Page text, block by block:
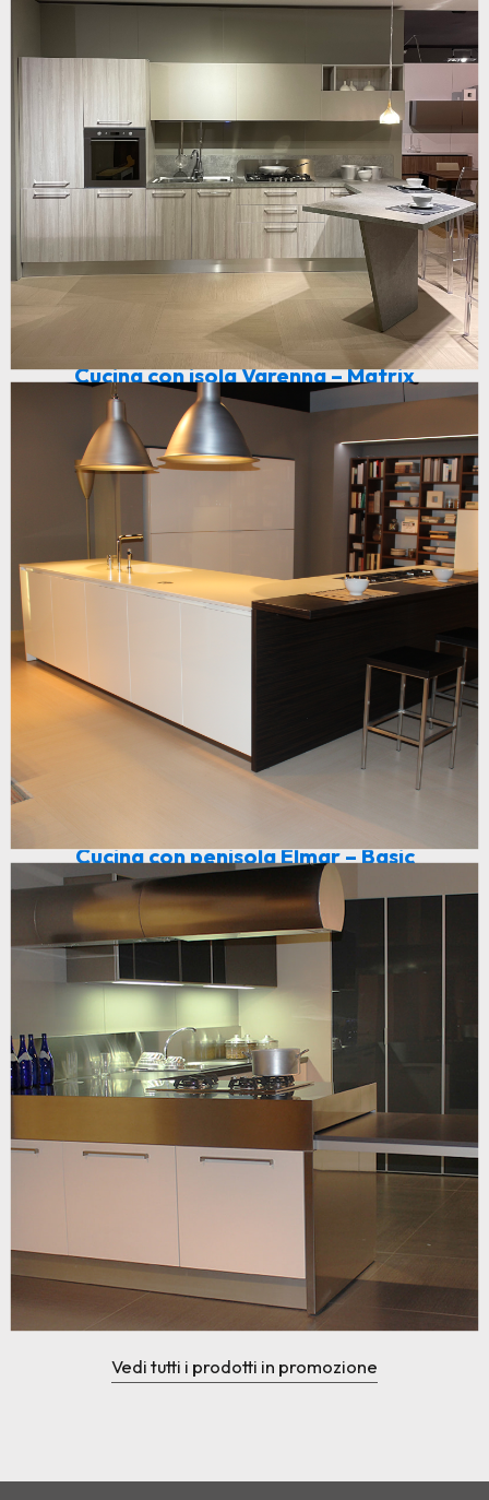
Cucina con isola Varenna – Matrix
Cucina con penisola Elmar – Basic
Vedi tutti i prodotti in promozione